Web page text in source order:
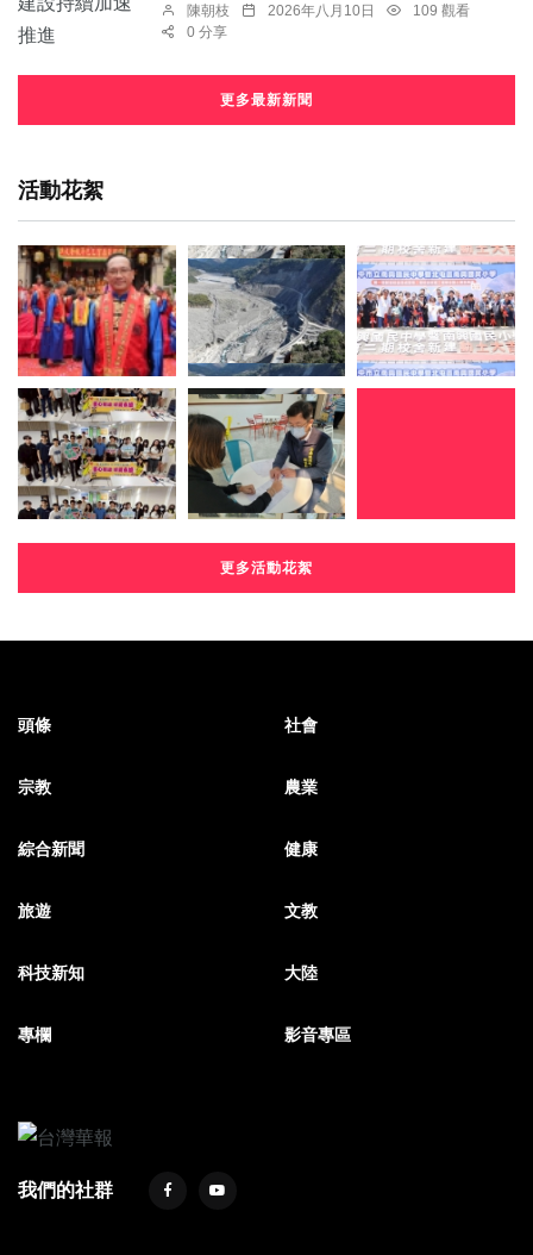
陳朝枝 2026年八月10日
109 觀看
0 分享
更多最新新聞
活動花絮
更多活動花絮
頭條 社會
宗教 農業
綜合新聞 健康
旅遊 文教
科技新知 大陸
專欄 影音專區
我們的社群